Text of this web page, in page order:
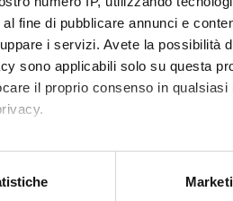
fine di pubblicare annunci e
i servizi. Avete la possibilità
sono applicabili solo su questa
il proprio consenso in qualsiasi
di qualche metro,